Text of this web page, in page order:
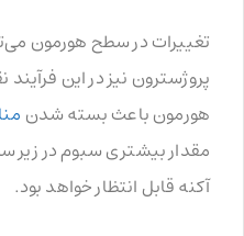
تغییرات در سطح هورمون
پروژسترون نیز در این
هورمون باعث بسته شدن
مقدار بیشتری سبوم در زیر
آکنه قابل انتظار خواهد بود.